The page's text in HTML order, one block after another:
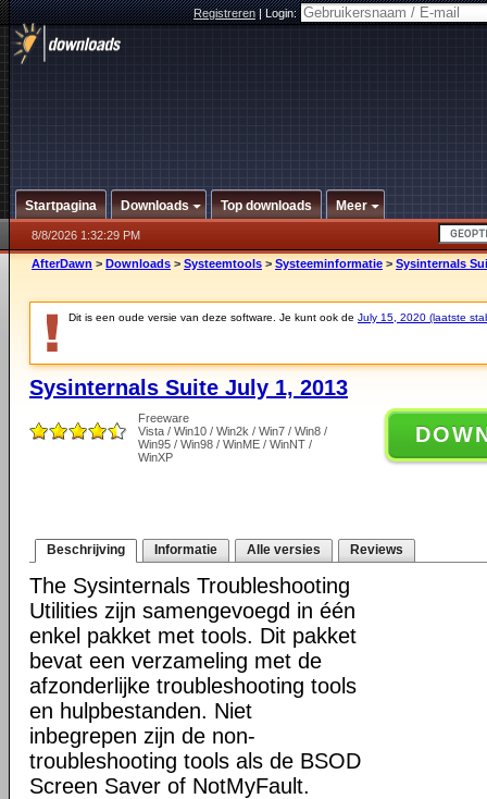
Registreren|Login:
Startpagina Downloads Top downloads Meer
8/8/2026 1:32:29 PM
AfterDawn > Downloads > Systeemtools > Systeeminformatie > Sysinternals
Dit is een oude versie van deze software. Je kunt ook de July 15, 2020 (laatste
Sysinternals Suite July 1, 2013
Freeware
Vista / Win10 / Win2k / Win7 / Win8 /
Win95 / Win98 / WinME / WinNT /
WinXP
Beschrijving Informatie Alle versies Reviews
The Sysinternals Troubleshooting
Utilities zijn samengevoegd in één
enkel pakket met tools. Dit pakket
bevat een verzameling met de
afzonderlijke troubleshooting tools
en hulpbestanden. Niet
inbegrepen zijn de non-
troubleshooting tools als de BSOD
Screen Saver of NotMyFault.